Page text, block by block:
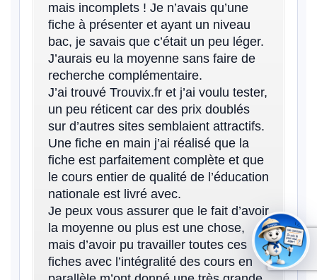
mais incomplets ! Je n’avais qu’une
fiche à présenter et ayant un niveau
bac, je savais que c’était un peu léger.
J’aurais eu la moyenne sans faire de
recherche complémentaire.
J’ai trouvé Trouvix.fr et j’ai voulu tester,
un peu réticent car des prix doublés
sur d’autres sites semblaient attractifs.
Une fiche en main j’ai réalisé que la
fiche est parfaitement complète et que
le cours entier de qualité de l’éducation
nationale est livré avec.
Je peux vous assurer que le fait d’avoir
la moyenne ou plus est une chose,
mais d’avoir pu travailler toutes ces
fiches avec l’intégralité des cours en